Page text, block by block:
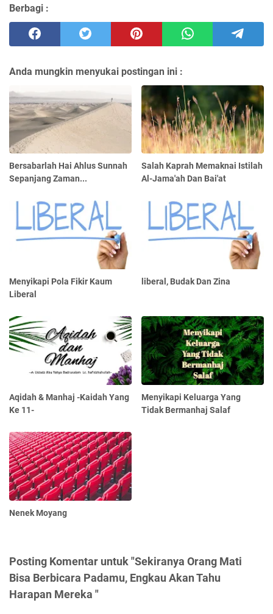
Berbagi :
Anda mungkin menyukai postingan ini :
Bersabarlah Hai Ahlus Sunnah
Sepanjang Zaman...
Salah Kaprah Memaknai Istilah
Al-Jama'ah Dan Bai'at
Menyikapi Pola Fikir Kaum
Liberal
liberal, Budak Dan Zina
Aqidah & Manhaj -Kaidah Yang
Ke 11-
Menyikapi Keluarga Yang
Tidak Bermanhaj Salaf
Nenek Moyang
Posting Komentar untuk "Sekiranya Orang Mati
Bisa Berbicara Padamu, Engkau Akan Tahu
Harapan Mereka "